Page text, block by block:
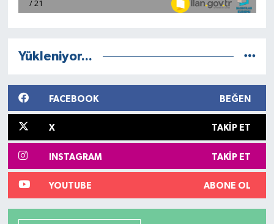
Yükleniyor...
FACEBOOK BEĞEN
X TAKIP ET
INSTAGRAM TAKIP ET
YOUTUBE ABONE OL